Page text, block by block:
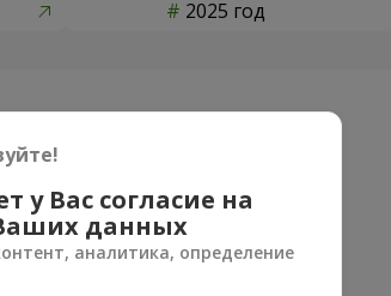
2025 год
у Вас согласие на
данных
аналитика, определение